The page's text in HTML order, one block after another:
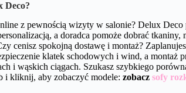
Deco?
z pewnością wizyty w salonie? Delux
a doradca pomoże dobrać tkaniny,
cenisz spokojną dostawę i montaż?
klatek schodowych i wind, a montaż
i wąskich ciągach. Szukasz szybkiego
i kliknij, aby zobaczyć modele: zobacz sofy